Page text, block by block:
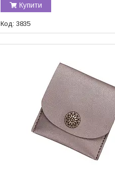
Купити
3835